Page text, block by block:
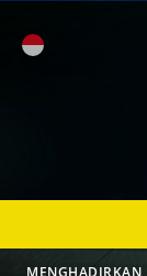
MENGHADIRKAN